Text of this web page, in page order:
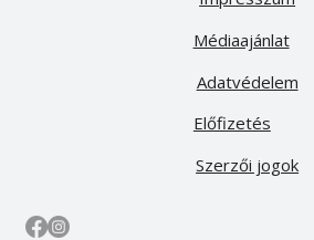
Médiaajánlat
Előfizetés
Adatvédelem
Szerzői jogok